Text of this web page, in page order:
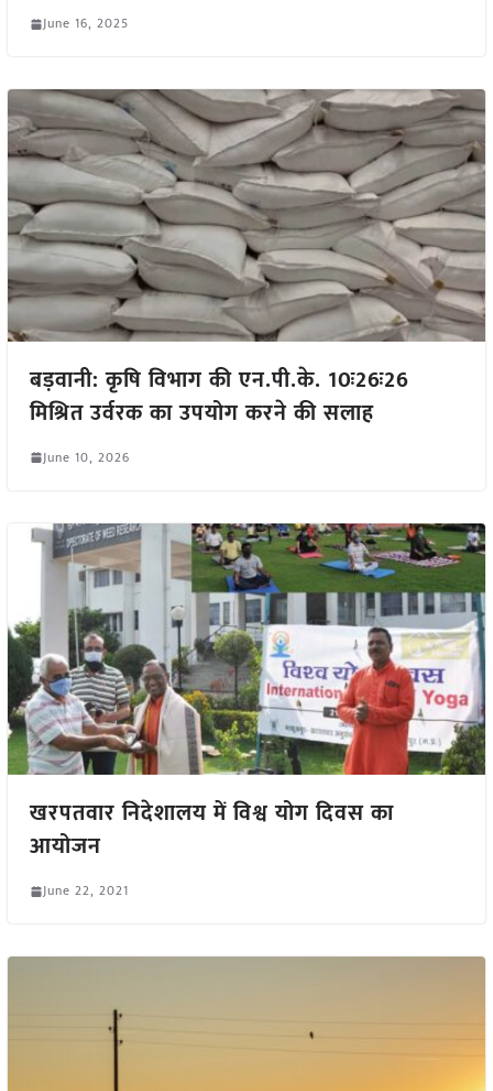
June 16, 2025
बड़वानी: कृषि विभाग की एन.पी.के. 10ः26ः26
मिश्रित उर्वरक का उपयोग करने की सलाह
June 10, 2026
खरपतवार निदेशालय में विश्व योग दिवस का
आयोजन
June 22, 2021